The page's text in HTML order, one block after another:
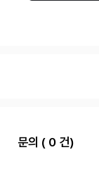
문의 ( 0 건)